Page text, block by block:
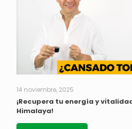
14 noviembre, 2025
¡Recupera tu energía y
Himalaya!